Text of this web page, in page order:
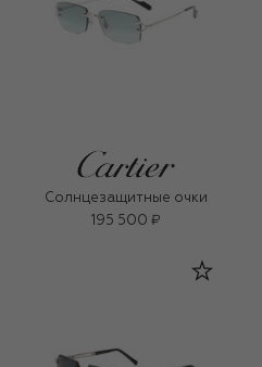
Солнцезащитные очки
195 500 ₽